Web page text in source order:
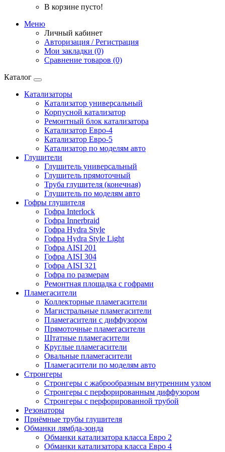
В корзине пусто!
Меню
Личный кабинет
Авторизация / Регистрация
Мои закладки (0)
Сравнение товаров (0)
Каталог
Катализаторы
Катализатор универсальный
Корпусной катализатор
Ремонтный блок катализатора
Катализатор Евро-4
Катализатор Евро-5
Катализатор по моделям авто
Глушители
Глушитель универсальный
Глушитель прямоточный
Труба глушителя (конечная)
Глушитель по моделям авто
Гофры глушителя
Гофра Interlock
Гофра Innerbraid
Гофра Hydra Style
Гофра Hydra Style Light
Гофра AISI 201
Гофра AISI 304
Гофра AISI 321
Гофра по размерам
Ремонтная площадка с гофрами
Пламегасители
Коллекторные пламегасители
Магистральные пламегасители
Пламегасители с диффузором
Прямоточные пламегасители
Штатные пламегасители
Круглые пламегасители
Овальные пламегасители
Пламегасители по моделям авто
Стронгеры
Стронгеры с жаброобразным внутренним узлом
Стронгеры с перфорированным диффузором
Стронгеры с перфорированной трубой
Резонаторы
Приёмные трубы глушителя
Обманки лямбда-зонда
Обманки катализатора класса Евро 2
Обманки катализатора класса Евро 4